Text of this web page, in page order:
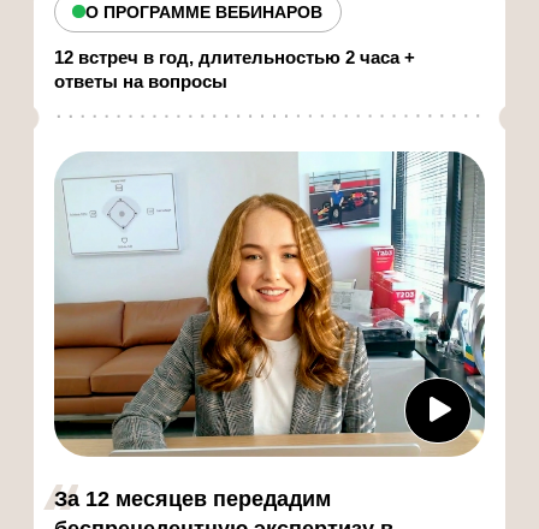
Вебинары HighTime — это концентрат практик
из проектов самых разных ИТ-компаний: что
стоят денег и какие проекты дают рост. Мы
берём то, что внедряем в клиентских
Почему такие темы важно
пропускать
На каждой встрече разбираем 1
цельный модуль о маркетинговом
канале: когда эффективен,
стратегия, подробная методология,
с инструкциями и чеклистами
Отвечает за рост трафика и
на проектах клиентов. Развивает
через систему дашбордов.
Ольга Горская
проектного отдела